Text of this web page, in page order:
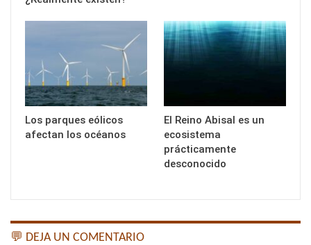
Los parques eólicos
afectan los océanos
El Reino Abisal es un
ecosistema
prácticamente
desconocido
💬 DEJA UN COMENTARIO